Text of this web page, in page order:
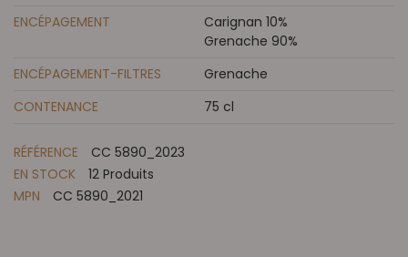
ENCÉPAGEMENT
Carignan 10%
Grenache 90%
ENCÉPAGEMENT-FILTRES
Grenache
CONTENANCE
75 cl
RÉFÉRENCE
CC 5890_2023
EN STOCK
12 Produits
MPN
CC 5890_2021